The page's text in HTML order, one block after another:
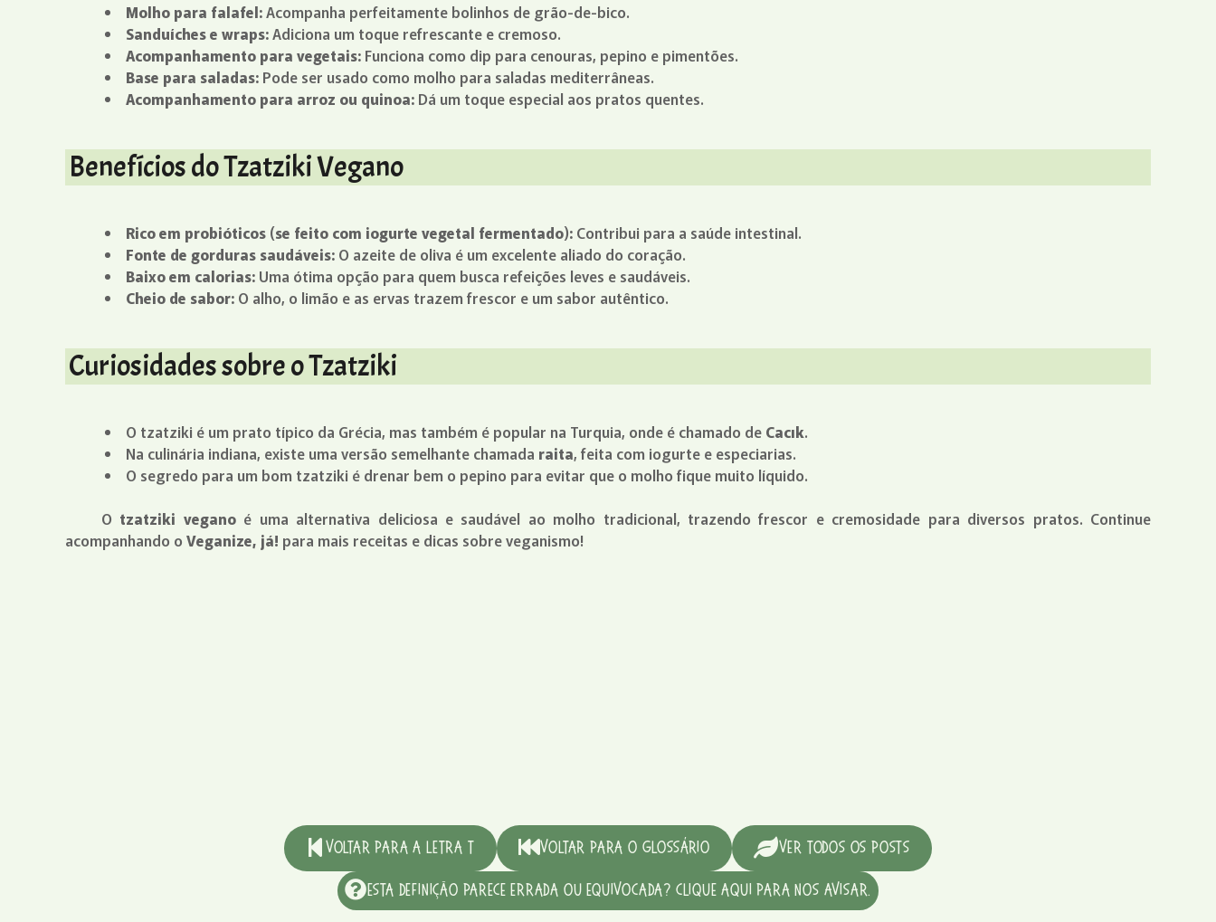
Molho para falafel:Acompanha perfeitamente bolinhos de grão-de-bico.
Sanduíches e wraps:Adiciona um toque refrescante e cremoso.
Acompanhamento para vegetais: Funciona como dip para cenouras, pepino e pimentões.
Base para saladas: Pode ser usado como molho para saladas mediterrâneas.
Acompanhamento para arroz ou quinoa: Dá um toque especial aos pratos quentes.
Benefícios do Tzatziki Vegano
Rico em probióticos (se feito com iogurte vegetal fermentado): Contribui para a saúde intestinal.
Fonte de gorduras saudáveis: O azeite de oliva é um excelente aliado do coração.
Baixo em calorias: Uma ótima opção para quem busca refeições leves e saudáveis.
Cheio de sabor: O alho, o limão e as ervas trazem frescor e um sabor autêntico.
Curiosidades sobre o Tzatziki
O tzatziki é um prato típico da Grécia, mas também é popular na Turquia, onde é chamado de Cacık.
Na culinária indiana, existe uma versão semelhante chamada raita, feita com iogurte e especiarias.
O segredo para um bom tzatziki é drenar bem o pepino para evitar que o molho fique muito líquido.
O tzatziki veganoé uma alternativa deliciosa e saudável ao molho tradicional, trazendo frescor e cremosidade para diversos pratos. Continue
acompanhando o Veganize, já! para mais receitas e dicas sobre veganismo!
Voltar para a Letra T Voltar para o Glossário
Ver Todos os Posts
Esta definição parece errada ou equivocada? Clique aqui para nos avisar.